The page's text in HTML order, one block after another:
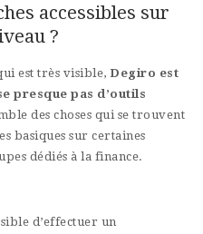
accessibles sur
?
est très visible, Degiro est
presque pas d’outils
des choses qui se trouvent
basiques sur certaines
dédiés à la finance.
d’effectuer un